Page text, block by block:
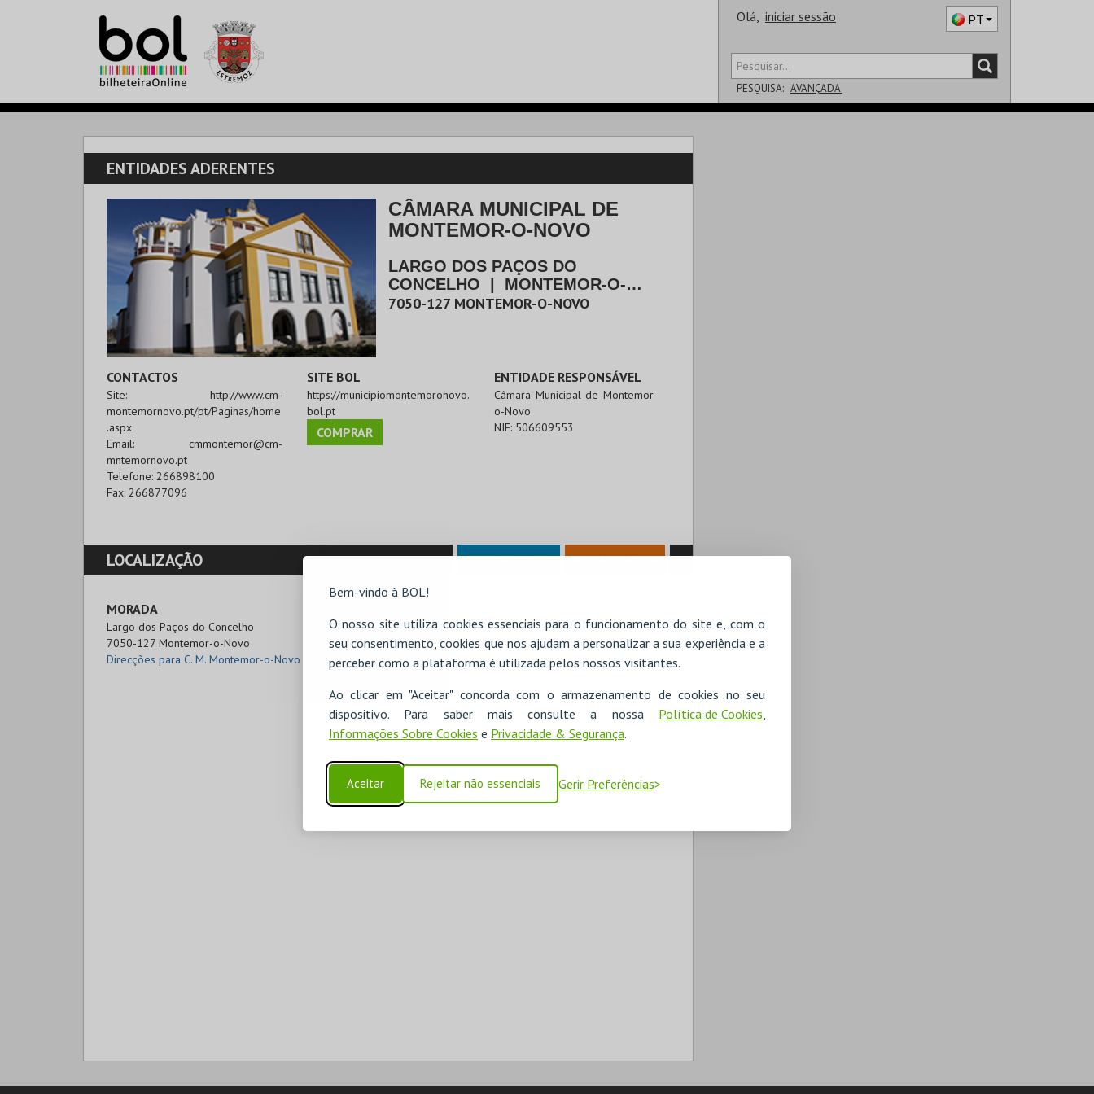
Bem-vindo à BOL!
O nosso site utiliza cookies essenciais para o funcionamento do site e, com o
seu consentimento, cookies que nos ajudam a personalizar a sua experiência e a
perceber como a plataforma é utilizada pelos nossos visitantes.
Ao clicar em "Aceitar" concorda com o armazenamento de cookies no seu
dispositivo. Para saber mais consulte a nossa Política de Cookies,
Informações Sobre Cookies e Privacidade & Segurança.
Aceitar Rejeitar não essenciais Gerir Preferências
Olá, iniciar sessão PT
PESQUISA: AVANÇADA
ENTIDADES ADERENTES
CÂMARA MUNICIPAL DE
MONTEMOR-O-NOVO
LARGO DOS PAÇOS DO
CONCELHO
MONTEMOR-O-
NOVO
7050-127 MONTEMOR-O-NOVO
CONTACTOS
Site: http://www.cm-
montemornovo.pt/pt/Paginas/home
.aspx
Email: cmmontemor@cm-
mntemornovo.pt
Telefone: 266898100
Fax: 266877096
SITE BOL
https://municipiomontemoronovo.
bol.pt
COMPRAR
ENTIDADE RESPONSÁVEL
Câmara Municipal de Montemor-
o-Novo
NIF: 506609553
LOCALIZAÇÃO RESERVAR HOTEL ALUGAR VIATURA
MORADA
Largo dos Paços do Concelho
7050-127 Montemor-o-Novo
Direcções para C. M. Montemor-o-Novo